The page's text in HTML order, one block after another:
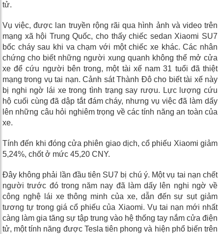
tử.
Vụ việc, được lan truyền rộng rãi qua hình ảnh và video trên
mạng xã hội Trung Quốc, cho thấy chiếc sedan Xiaomi SU7
bốc cháy sau khi va chạm với một chiếc xe khác. Các nhân
chứng cho biết những người xung quanh không thể mở cửa
xe để cứu người bên trong, một tài xế nam 31 tuổi đã thiệt
mạng trong vụ tai nạn. Cảnh sát Thành Đô cho biết tài xế này
bị nghi ngờ lái xe trong tình trạng say rượu. Lực lượng cứu
hộ cuối cùng đã dập tắt đám cháy, nhưng vụ việc đã làm dấy
lên những câu hỏi nghiêm trọng về các tính năng an toàn của
xe.
Tính đến khi đóng cửa phiên giao dịch, cổ phiếu Xiaomi giảm
5,24%, chốt ở mức 45,20 CNY.
Đây không phải lần đầu tiên SU7 bị chú ý. Một vụ tai nạn chết
người trước đó trong năm nay đã làm dấy lên nghi ngờ về
công nghệ lái xe thông minh của xe, dẫn đến sự sụt giảm
tương tự trong giá cổ phiếu của Xiaomi. Vụ tai nạn mới nhất
càng làm gia tăng sự tập trung vào hệ thống tay nắm cửa điện
tử, một tính năng được Tesla tiên phong và hiện phổ biến trên